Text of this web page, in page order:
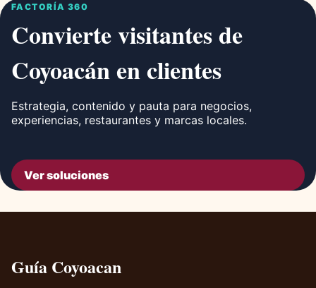
FACTORÍA 360
Convierte visitantes de
Coyoacán en clientes
Estrategia, contenido y pauta para negocios,
experiencias, restaurantes y marcas locales.
Ver soluciones
Guía Coyoacan